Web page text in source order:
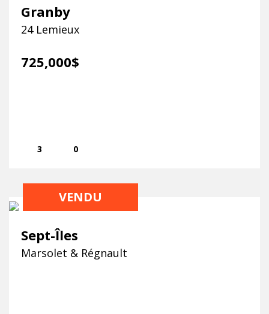
Granby
24 Lemieux
725,000$
3 0
VENDU
Sept-Îles
Marsolet & Régnault